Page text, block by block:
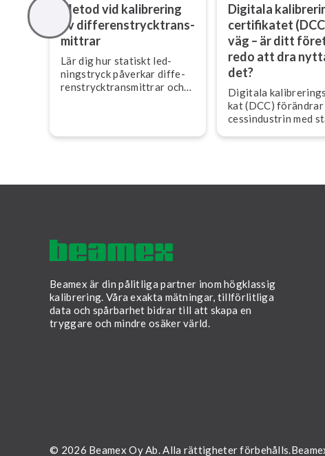
Metod vid kalibrering
av dif­fe­rens­tryck­trans­
mitt­rar
Lär dig hur statiskt led­
nings­tryck påverkar dif­fe­
rens­tryck­trans­mitt­rar och
Digitala
cer­ti­fi­ka­tet
väg – är ditt
redo att dra
det?
Digitala
kat (DCC)
cess­in­du­strin med
Beamex är din pålitliga partner inom högklassig
kalibrering. Våra exakta mätningar, tillförlitliga
data och spårbarhet bidrar till att skapa en
tryggare och mindre osäker värld.
© 2026 Beamex Oy Ab. Alla rättigheter förbehålls.